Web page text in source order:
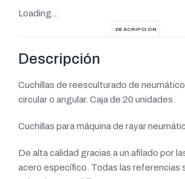
Loading...
DESCRIPCIÓN
Descripción
Cuchillas de reesculturado de
circular o angular. Caja de 20 unidades.
Cuchillas para máquina de rayar
De alta calidad gracias a un afilado por
acero específico. Todas las referencias